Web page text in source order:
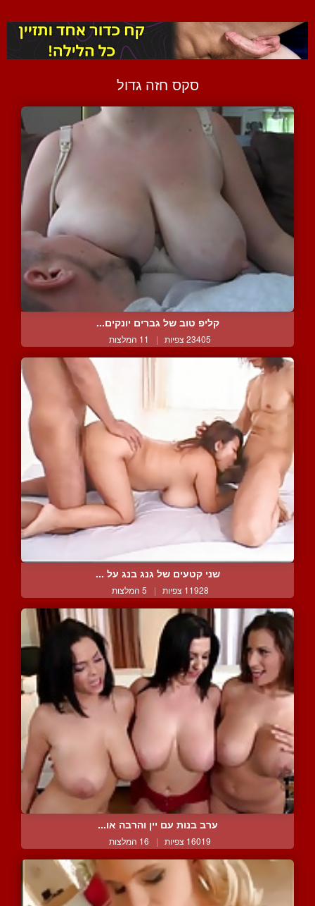
סקס חזה גדול
קליפ טוב של גברים יונקים...
23405 צפיות | 11 המלצות
שני קטעים של גנג בנג על ...
11928 צפיות | 5 המלצות
ערב בנות עם יין והרבה או...
16019 צפיות | 16 המלצות